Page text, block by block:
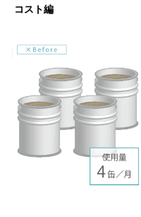
コスト編